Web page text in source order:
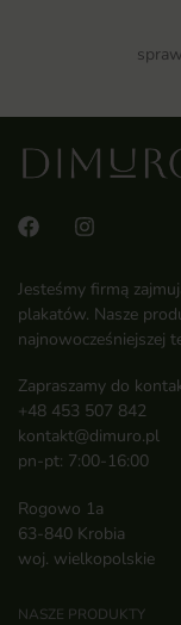
Jesteśmy firmą
plakatów. Nasze
najnowocześniejszej
Zapraszamy do
+48 453 507 842
kontakt@dimuro.pl
pn-pt: 7:00-16:00
Rogowo 1a
63-840 Krobia
woj. wielkopolskie
NASZE PRODUKTY